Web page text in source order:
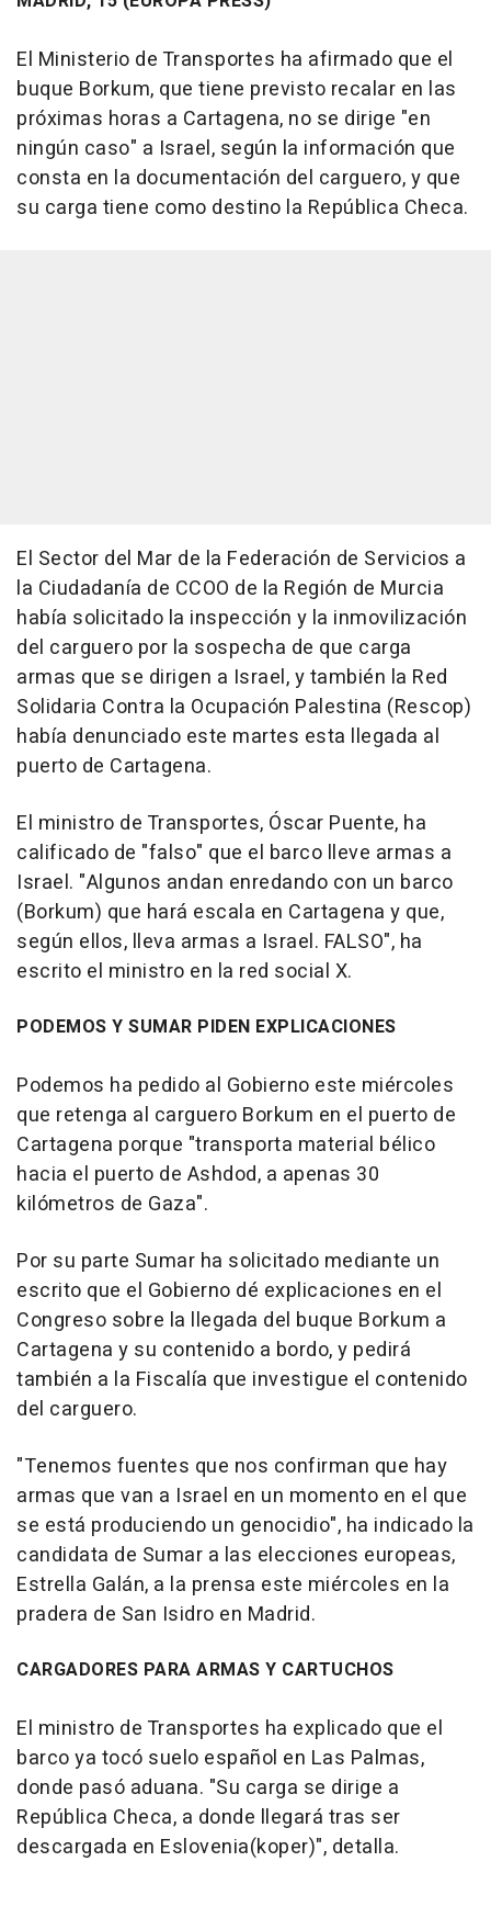
El Ministerio de Transportes ha afirmado que el
buque Borkum, que tiene previsto recalar en las
próximas horas a Cartagena, no se dirige "en
ningún caso" a Israel, según la información que
consta en la documentación del carguero, y que
su carga tiene como destino la República Checa.
El Sector del Mar de la Federación de Servicios a
la Ciudadanía de CCOO de la Región de Murcia
había solicitado la inspección y la inmovilización
del carguero por la sospecha de que carga
armas que se dirigen a Israel, y también la Red
Solidaria Contra la Ocupación Palestina (Rescop)
había denunciado este martes esta llegada al
puerto de Cartagena.
El ministro de Transportes, Óscar Puente, ha
calificado de "falso" que el barco lleve armas a
Israel. "Algunos andan enredando con un barco
(Borkum) que hará escala en Cartagena y que,
según ellos, lleva armas a Israel. FALSO", ha
escrito el ministro en la red social X.
PODEMOS Y SUMAR PIDEN EXPLICACIONES
Podemos ha pedido al Gobierno este miércoles
que retenga al carguero Borkum en el puerto de
Cartagena porque "transporta material bélico
hacia el puerto de Ashdod, a apenas 30
kilómetros de Gaza".
Por su parte Sumar ha solicitado mediante un
escrito que el Gobierno dé explicaciones en el
Congreso sobre la llegada del buque Borkum a
Cartagena y su contenido a bordo, y pedirá
también a la Fiscalía que investigue el contenido
del carguero.
"Tenemos fuentes que nos confirman que hay
armas que van a Israel en un momento en el que
se está produciendo un genocidio", ha indicado la
candidata de Sumar a las elecciones europeas,
Estrella Galán, a la prensa este miércoles en la
pradera de San Isidro en Madrid.
CARGADORES PARA ARMAS Y CARTUCHOS
El ministro de Transportes ha explicado que el
barco ya tocó suelo español en Las Palmas,
donde pasó aduana. "Su carga se dirige a
República Checa, a donde llegará tras ser
descargada en Eslovenia(koper)", detalla.